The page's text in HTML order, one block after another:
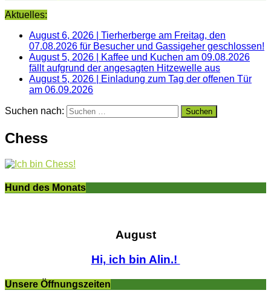
Aktuelles:
August 6, 2026
Tierherberge am Freitag, den
07.08.2026 für Besucher und Gassigeher geschlossen!
August 5, 2026
Kaffee und Kuchen am 09.08.2026
fällt aufgrund der angesagten Hitzewelle aus
August 5, 2026
Einladung zum Tag der offenen Tür
am 06.09.2026
Suchen nach:
Chess
Hund des Monats
August
Hi, ich bin Alin.!
Unsere Öffnungszeiten